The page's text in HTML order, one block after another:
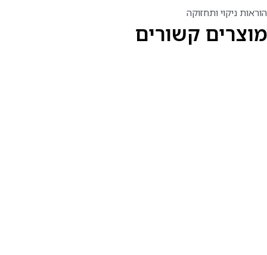
הוראות ניקוי ותחזוקה
מוצרים קשורים